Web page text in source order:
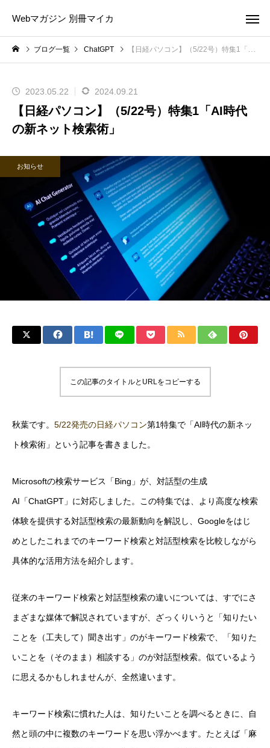
Webマガジン 別冊マイカ
ブログ一覧 ChatGPT 【日経パソコン】（5/22号）特集1「AI時代の新ネット検索術」
2023.05.22 2024.09.21
【日経パソコン】（5/22号）特集1「AI時代
の新ネット検索術」
お知らせ
この記事のタイトルとURLをコピーする
秋葉です。 5/22発売の日経パソコン第1特集で「AI時代の新ネッ
ト検索術」という記事を書きました。
Microsoftの検索サービス「Bing」が、対話型の生成
AI「ChatGPT」に対応しました。この特集では、より高度な検索
体験を提供する対話型検索の最新動向を解説し、Googleをはじ
めとしたこれまでのキーワード検索と対話型検索を比較しながら
具体的な活用方法を紹介します。
従来のキーワード検索と対話型検索の違いについては、すでにさ
まざまな媒体で解説されていますが、ざっくりいうと「知りたい
ことを（工夫して）聞き出す」のがキーワード検索で、「知りた
いことを（そのまま）相談する」のが対話型検索。似ているよう
に思えるかもしれませんが、全然違います。
キーワード検索に慣れた人は、知りたいことを調べるときに、自
然と頭の中に複数のキーワードを思い浮かべます。たとえば「麻